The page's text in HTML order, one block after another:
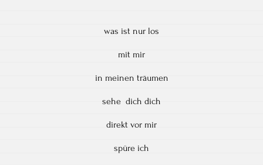
was ist nur los
mit mir
in meinen träumen
sehe dich dich
direkt vor mir
spüre ich